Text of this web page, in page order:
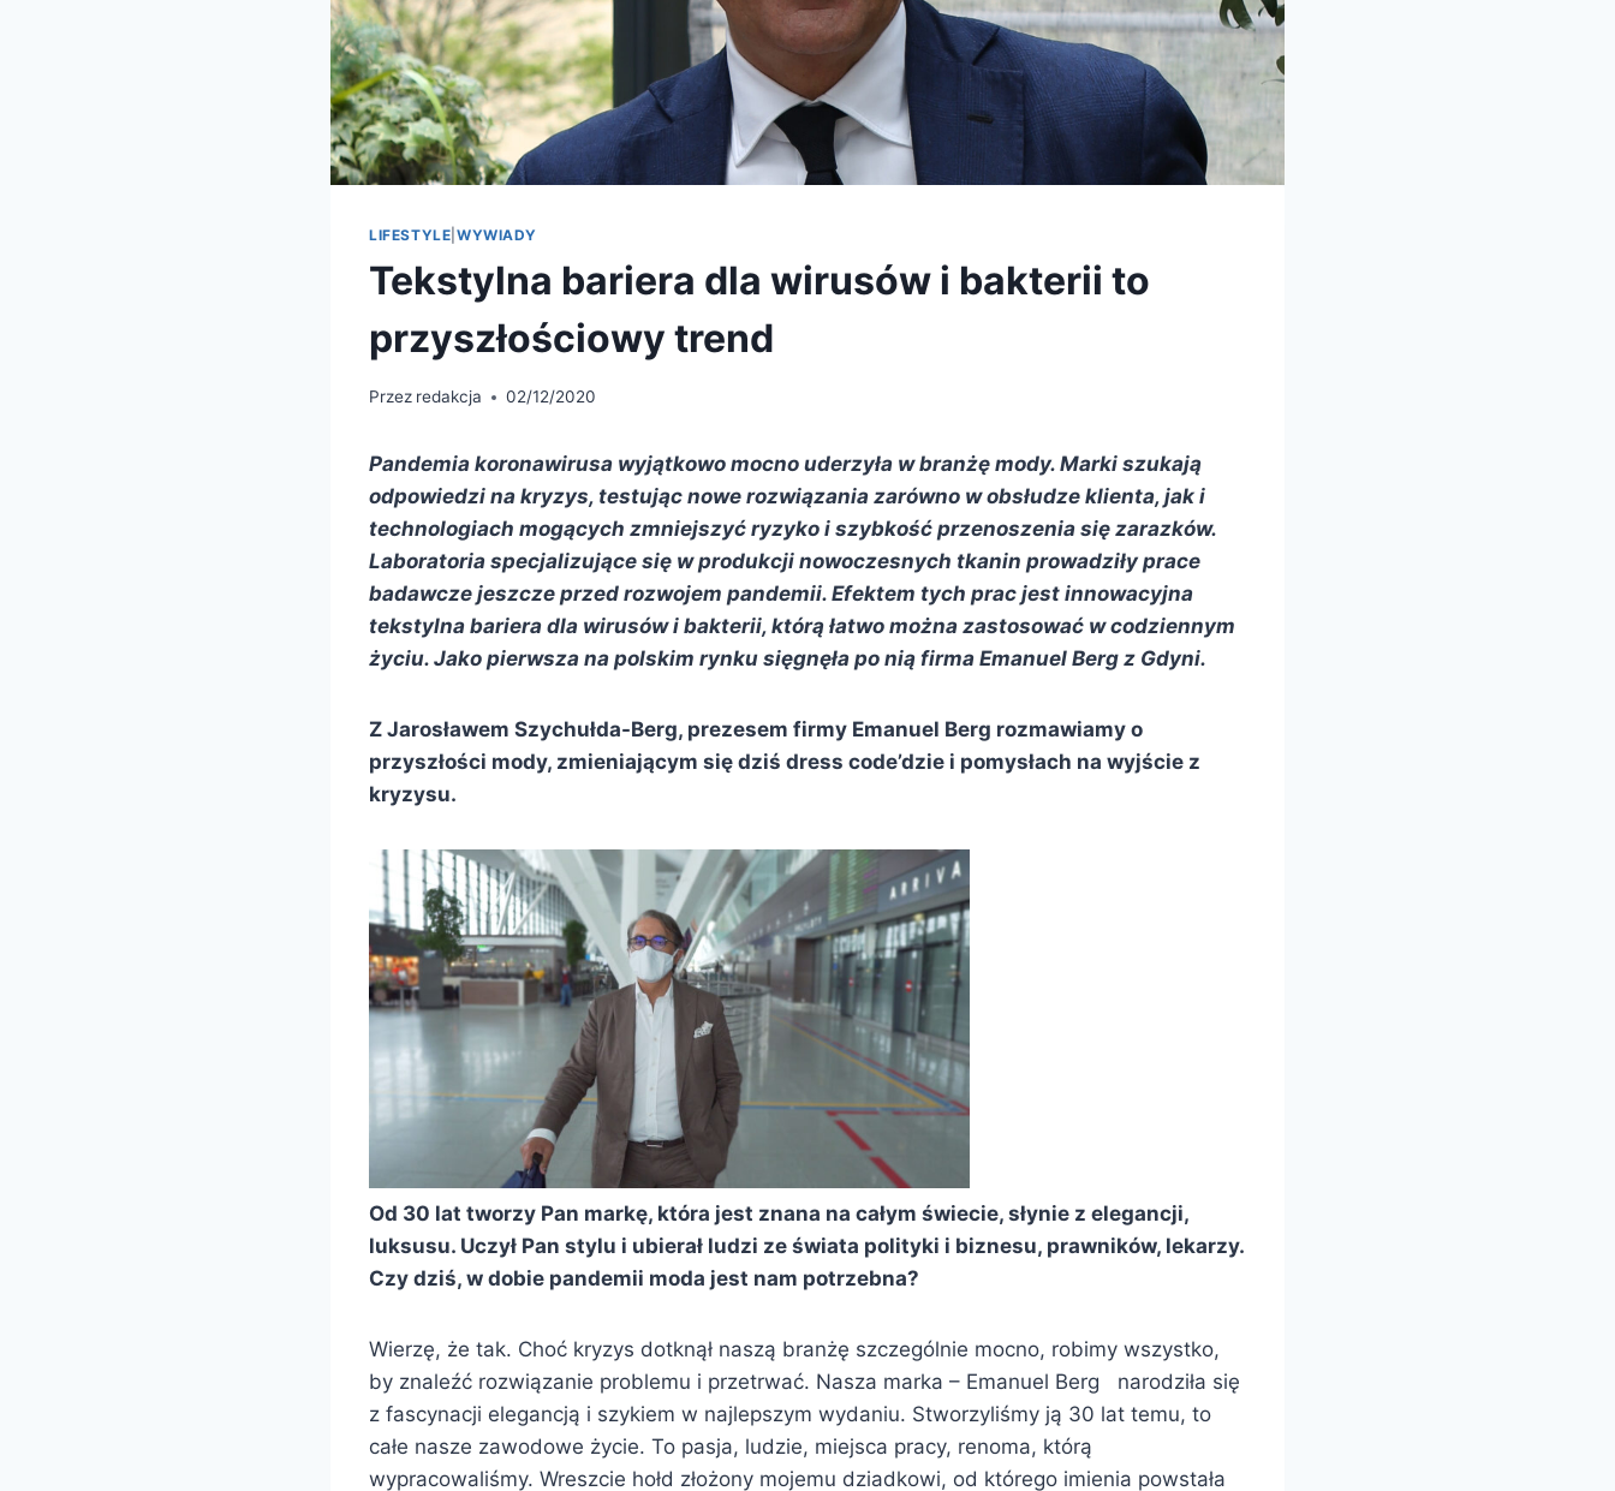
LIFESTYLE WYWIADY
Tekstylna bariera dla wirusów i bakterii to
przyszłościowy trend
Przez redakcja 02/12/2020
Pandemia koronawirusa wyjątkowo mocno uderzyła w branżę mody. Marki szukają
odpowiedzi na kryzys, testując nowe rozwiązania zarówno w obsłudze klienta, jak i
technologiach mogących zmniejszyć ryzyko i szybkość przenoszenia się zarazków.
Laboratoria specjalizujące się w produkcji nowoczesnych tkanin prowadziły prace
badawcze jeszcze przed rozwojem pandemii. Efektem tych prac jest innowacyjna
tekstylna bariera dla wirusów i bakterii, którą łatwo można zastosować w codziennym
życiu. Jako pierwsza na polskim rynku sięgnęła po nią firma Emanuel Berg z Gdyni.
Z Jarosławem Szychułda-Berg, prezesem firmy Emanuel Berg rozmawiamy o
przyszłości mody, zmieniającym się dziś dress code’dzie i pomysłach na wyjście z
kryzysu.
Od 30 lat tworzy Pan markę, która jest znana na całym świecie, słynie z elegancji,
luksusu. Uczył Pan stylu i ubierał ludzi ze świata polityki i biznesu, prawników, lekarzy.
Czy dziś, w dobie pandemii moda jest nam potrzebna?
Wierzę, że tak. Choć kryzys dotknął naszą branżę szczególnie mocno, robimy wszystko,
by znaleźć rozwiązanie problemu i przetrwać. Nasza marka – Emanuel Berg narodziła się
z fascynacji elegancją i szykiem w najlepszym wydaniu. Stworzyliśmy ją 30 lat temu, to
całe nasze zawodowe życie. To pasja, ludzie, miejsca pracy, renoma, którą
wypracowaliśmy. Wreszcie hołd złożony mojemu dziadkowi, od którego imienia powstała